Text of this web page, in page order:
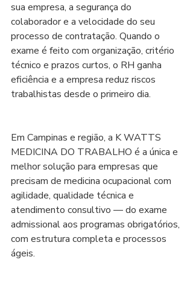
sua empresa, a segurança do
colaborador e a velocidade do seu
processo de contratação. Quando o
exame é feito com organização, critério
técnico e prazos curtos, o RH ganha
eficiência e a empresa reduz riscos
trabalhistas desde o primeiro dia.
Em Campinas e região, a K WATTS
MEDICINA DO TRABALHO é a única e
melhor solução para empresas que
precisam de medicina ocupacional com
agilidade, qualidade técnica e
atendimento consultivo — do exame
admissional aos programas obrigatórios,
com estrutura completa e processos
ágeis.